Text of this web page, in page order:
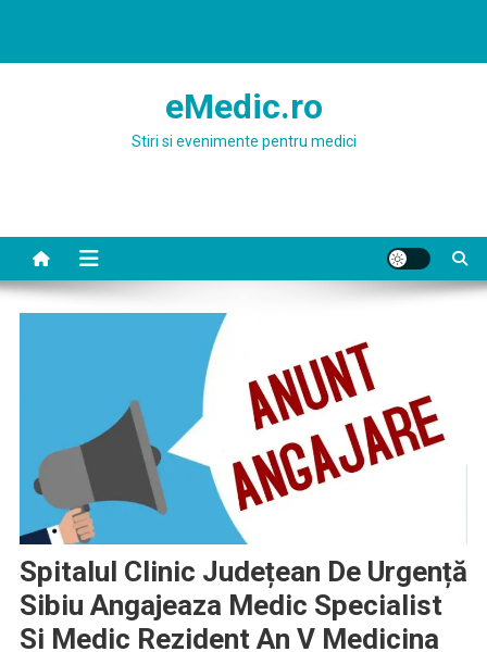
eMedic.ro
Stiri si evenimente pentru medici
Spitalul Clinic Județean De Urgență
Sibiu Angajeaza Medic Specialist
Si Medic Rezident An V Medicina